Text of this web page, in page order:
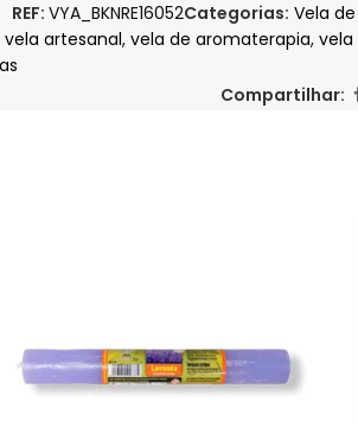
REF: VYA_BKNRE16052Categorias: Vela
vela artesanal, vela de aromaterapia,
Compartilhar: